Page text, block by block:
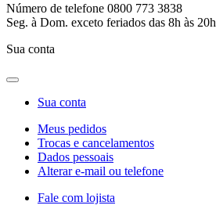
Número de telefone 0800 773 3838
Seg. à Dom. exceto feriados das 8h às 20h
Sua conta
Sua conta
Meus pedidos
Trocas e cancelamentos
Dados pessoais
Alterar e-mail ou telefone
Fale com lojista